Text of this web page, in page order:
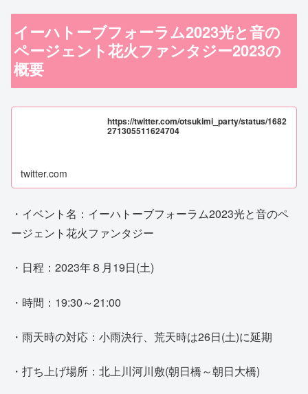
イーハトーブフォーラム2023光と音の
ページェント花火ファンタジー2023の
概要
https://twitter.com/otsukimi_party/status/1682
271305511624704
twitter.com
・イベント名：イーハトーブフォーラム2023光と音のペ
ージェント花火ファンタジー
・日程：2023年８月19日(土)
・時間：19:30～21:00
・雨天時の対応：小雨決行、荒天時は26日(土)に延期
・打ち上げ場所：北上川河川敷(朝日橋～朝日大橋)